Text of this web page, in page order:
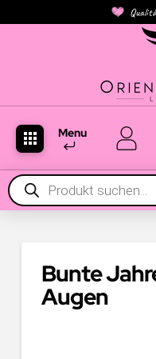
Menu
Products
search
Bunte
Augen